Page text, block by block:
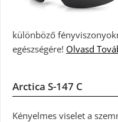
különböző
egészségére! Olvasd
Arctica S-147 C
Kényelmes viselet a